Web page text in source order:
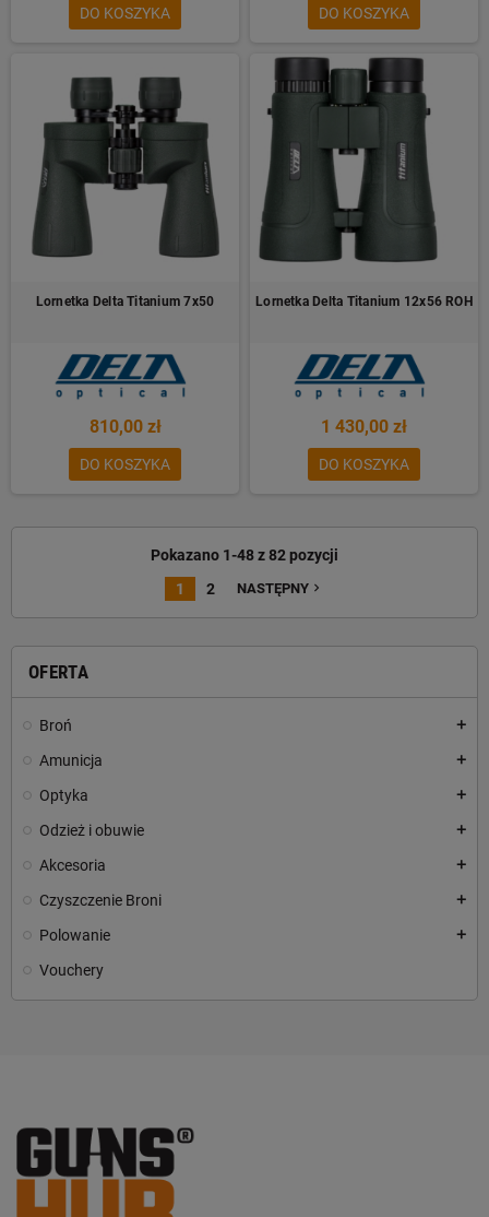
OFERTA
Broń add
Amunicja add
Optyka add
Odzież i obuwie add
Akcesoria add
Czyszczenie Broni add
Polowanie add
Vouchery
DO KOSZYKA DO KOSZYKA
Lornetka Delta Titanium 7x50
810,00 zł
DO KOSZYKA
Lornetka Delta Titanium 12x56 ROH
1 430,00 zł
DO KOSZYKA
Pokazano 1-48 z 82 pozycji
1
2 NASTĘPNY navigate_next